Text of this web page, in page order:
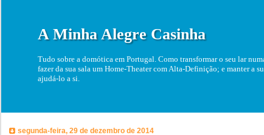
A Minha Alegre Casinha
Tudo sobre a domótica em Portugal. Como transformar o seu lar
fazer da sua sala um Home-Theater com Alta-Definição; e manter a
ajudá-lo a si.
segunda-feira, 29 de dezembro de 2014